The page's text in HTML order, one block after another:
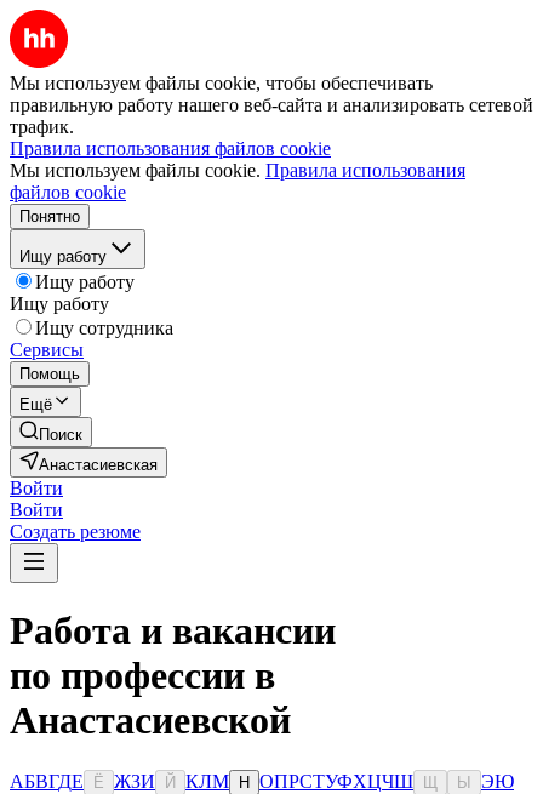
Мы используем файлы cookie, чтобы обеспечивать
правильную работу нашего веб-сайта и анализировать сетевой
трафик.
Правила использования файлов cookie
Мы используем файлы cookie. Правила использования
файлов cookie
Понятно
Ищу работу
Ищу работу
Ищу работу
Ищу сотрудника
Сервисы
Помощь
Ещё
Поиск
Анастасиевская
Войти
Войти
Создать резюме
Работа и вакансии
по профессии в
Анастасиевской
АБВГДЕ Ё ЖЗИ Й КЛМ Н ОПРСТУФХЦЧШ Ы ЭЮ